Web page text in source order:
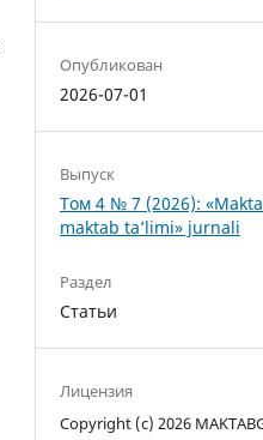
Опубликован
2026-07-01
Выпуск
Том 4 № 7 (2026):
maktab ta’limi» jurnali
Раздел
Статьи
Лицензия
Copyright (c) 2026